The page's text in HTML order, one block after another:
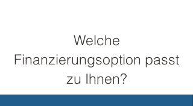
Welche
Finanzierungsoption passt
zu Ihnen?